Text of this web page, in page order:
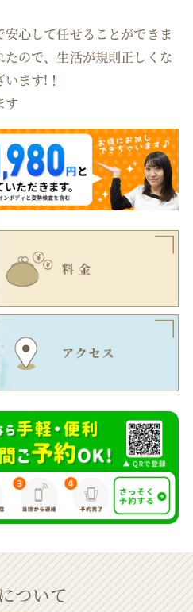
心して任せることができま
ので、生活が規則正しくな
ます!！
す
ついて